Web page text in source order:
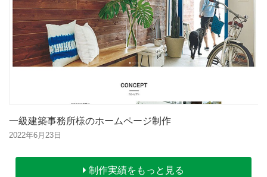
一級建築事務所様のホームページ制作
2022年6月23日
制作実績をもっと見る